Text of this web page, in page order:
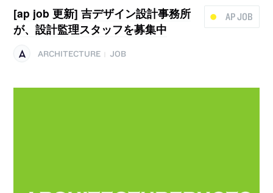
AP JOB
[ap job 更新] 吉デザイン設計事務所
が、設計監理スタッフを募集中
ARCHITECTURE JOB